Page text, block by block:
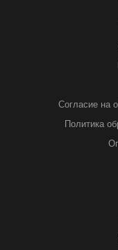
Согласие на
Политика